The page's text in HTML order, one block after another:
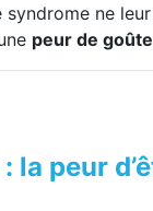
ne
peur de
peur